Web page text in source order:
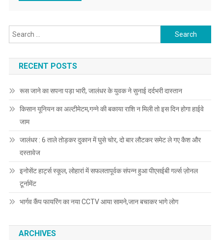
Search for:
RECENT POSTS
रूस जाने का सपना पड़ा भारी, जालंधर के युवक ने सुनाई दर्दभरी दास्तान
किसान यूनियन का अल्टीमेटम,गन्ने की बकाया राशि न मिली तो इस दिन होगा हाईवे
जाम
जालंधर : 6 ताले तोड़कर दुकान में घुसे चोर, दो बार लौटकर समेट ले गए कैश और
दस्तावेज
इनोसेंट हार्ट्स स्कूल, लोहारां में सफलतापूर्वक संपन्न हुआ पीएसईबी गर्ल्स ज़ोनल
टूर्नामेंट
भार्गव कैंप फायरिंग का नया CCTV आया सामने,जान बचाकर भागे लोग
ARCHIVES